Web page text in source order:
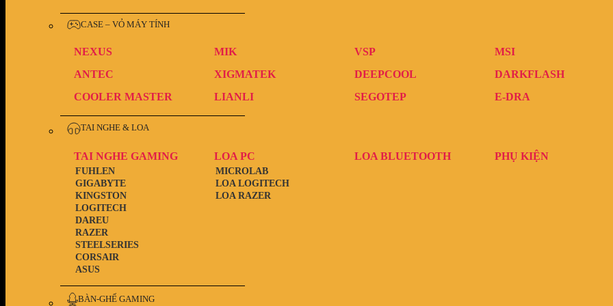
CASE – VỎ MÁY TÍNH
NEXUS MIK VSP
MSI
ANTEC
XIGMATEK DEEPCOOL
DARKFLASH
COOLER MASTER
LIANLI SEGOTEP E-DRA
TAI NGHE & LOA
TAI NGHE GAMING
ASUS
CORSAIR
STEELSERIES
RAZER
DAREU
LOGITECH
KINGSTON
GIGABYTE
FUHLEN
LOA PC
LOA RAZER
LOA LOGITECH
MICROLAB
LOA BLUETOOTH PHỤ KIỆN
BÀN-GHẾ GAMING